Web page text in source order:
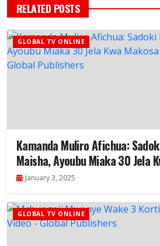
RELATED POSTS
GLOBAL TV ONLINE
Kamanda Muliro Afichua:
Maisha, Ayoubu Miaka 30 Jela
Kulawiti!- Video
January 3, 2025
GLOBAL TV ONLINE